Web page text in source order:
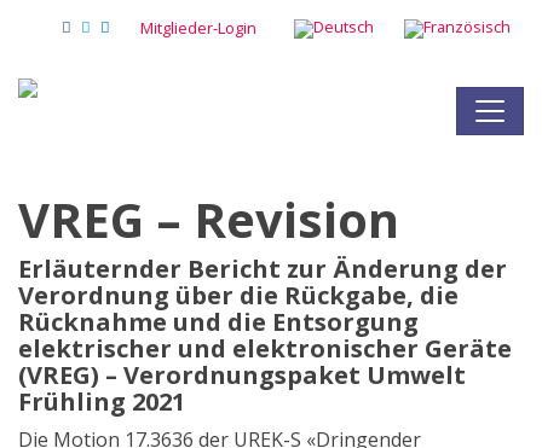
Mitglieder-Login
VREG – Revision
Erläuternder Bericht zur Änderung der
Verordnung über die Rückgabe, die
Rücknahme und die Entsorgung
elektrischer und elektronischer Geräte
(VREG) – Verordnungspaket Umwelt
Frühling 2021
Die Motion 17.3636 der UREK-S «Dringender